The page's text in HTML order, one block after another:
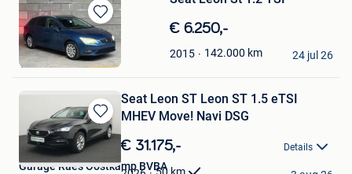
Bewaren
in
Mijn
Favorieten
€ 6.250,-
2015 142.000 km
Roger
Verviers
24 jul 26
Bewaren
in
Mijn
Favorieten
Seat Leon ST Leon ST 1.5 eTSI
MHEV Move! Navi DSG
€ 31.175,- Details
Garage Raes Oostkamp BVBA